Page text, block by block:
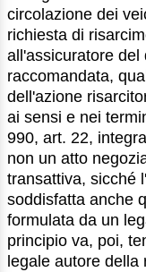
circolazione dei
richiesta di
all'assicuratore del
raccomandata,
dell'azione
ai sensi e nei
990, art. 22,
non un atto
transattiva, sicché
soddisfatta anche
formulata da un
principio va, poi,
legale autore